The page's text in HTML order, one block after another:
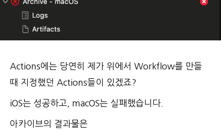
Actions에는 당연히 제가 위에서 Workflow를 만들
때 지정했던 Actions들이 있겠죠?
iOS는 성공하고, macOS는 실패했습니다.
아카이브의 결과물은